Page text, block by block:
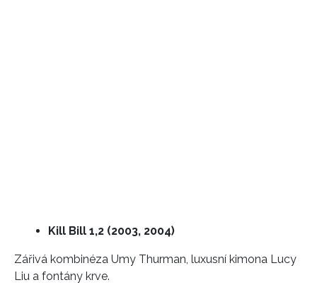
Kill Bill 1,2 (2003, 2004)
Zářivá kombinéza Umy Thurman, luxusní kimona Lucy
Liu a fontány krve.